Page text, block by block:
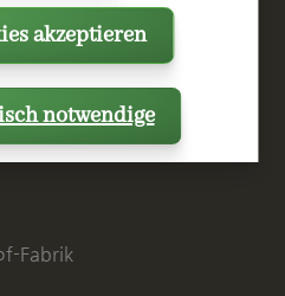
Fabrik
notwendige
akzeptieren